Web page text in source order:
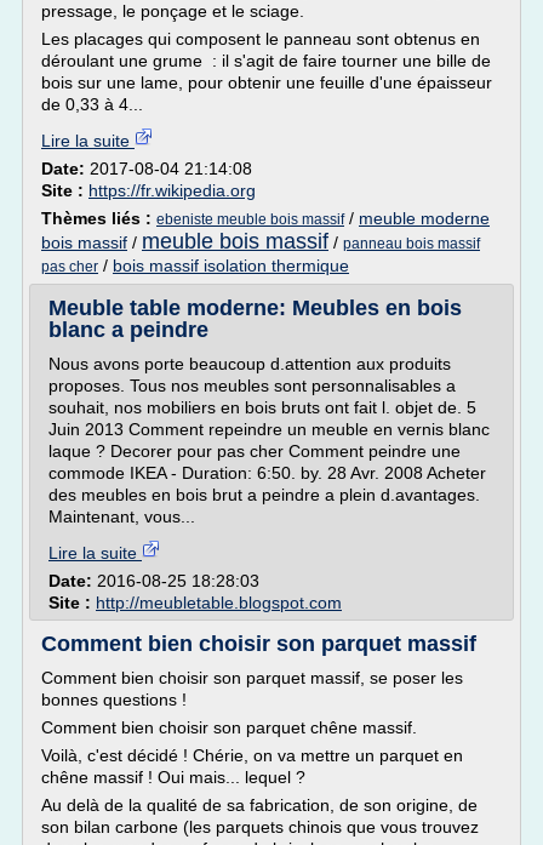
pressage, le ponçage et le sciage.
Les placages qui composent le panneau sont obtenus en
déroulant une grume : il s'agit de faire tourner une bille de
bois sur une lame, pour obtenir une feuille d'une épaisseur
de 0,33 à 4...
Lire la suite
Date: 2017-08-04 21:14:08
Site : https://fr.wikipedia.org
Thèmes liés : ebeniste meuble bois massif/ meuble moderne
bois massif / meuble bois massif / panneau bois massif
pas cher / bois massif isolation thermique
Meuble table moderne: Meubles en bois
blanc a peindre
Nous avons porte beaucoup d.attention aux produits
proposes. Tous nos meubles sont personnalisables a
souhait, nos mobiliers en bois bruts ont fait l. objet de. 5
Juin 2013 Comment repeindre un meuble en vernis blanc
laque ? Decorer pour pas cher Comment peindre une
commode IKEA - Duration: 6:50. by. 28 Avr. 2008 Acheter
des meubles en bois brut a peindre a plein d.avantages.
Maintenant, vous...
Lire la suite
Date: 2016-08-25 18:28:03
Site : http://meubletable.blogspot.com
Comment bien choisir son parquet massif
Comment bien choisir son parquet massif, se poser les
bonnes questions !
Comment bien choisir son parquet chêne massif.
Voilà, c'est décidé ! Chérie, on va mettre un parquet en
chêne massif ! Oui mais... lequel ?
Au delà de la qualité de sa fabrication, de son origine, de
son bilan carbone (les parquets chinois que vous trouvez